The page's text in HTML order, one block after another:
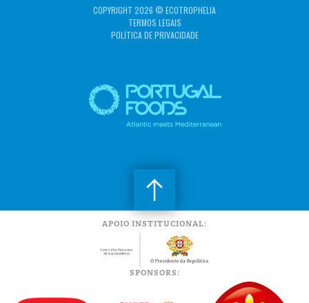
COPYRIGHT 2026 © ECOTROPHELIA
TERMOS LEGAIS
POLÍTICA DE PRIVACIDADE
APOIO INSTITUCIONAL:
SPONSORS: